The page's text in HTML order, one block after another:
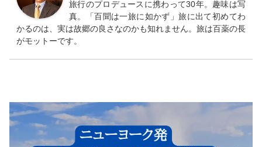
旅行のプロデュースに携わって30年。趣味は写
真。「百聞は一旅に如かず」旅に出て初めてわ
かるのは、実は故郷の良さなのかも知れません。旅は百薬の長
がモットーです。